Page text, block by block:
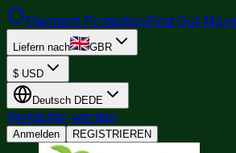
Payment ProtectionFind Out More
Liefern nach GBR
$ USD
Deutsch DEDE
Verkäufer werden
Anmelden REGISTRIEREN